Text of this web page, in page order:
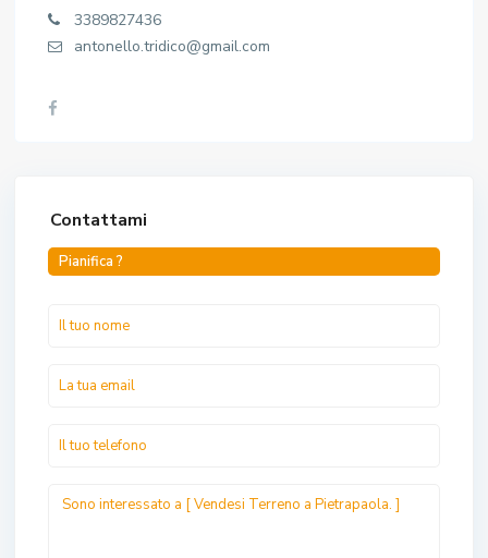
3389827436
antonello.tridico@gmail.com
Contattami
Pianifica ?